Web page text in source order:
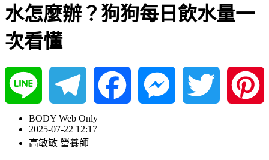
水怎麼辦？狗狗每日飲水量一
次看懂
Line Telegram Facebook Messenger Twitter
Pinterest
BODY Web Only
2025-07-22 12:17
高敏敏 營養師